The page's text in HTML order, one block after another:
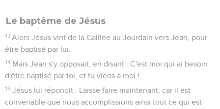
Le baptême de Jésus
13 Alors Jésus vint de la Galilée au Jourdain vers Jean, pour
être baptisé par lui.
14 Mais Jean s'y opposait, en disant : C'est moi qui ai besoin
d'être baptisé par toi, et tu viens à moi !
15 Jésus lui répondit : Laisse faire maintenant, car il est
convenable que nous accomplissions ainsi tout ce qui est